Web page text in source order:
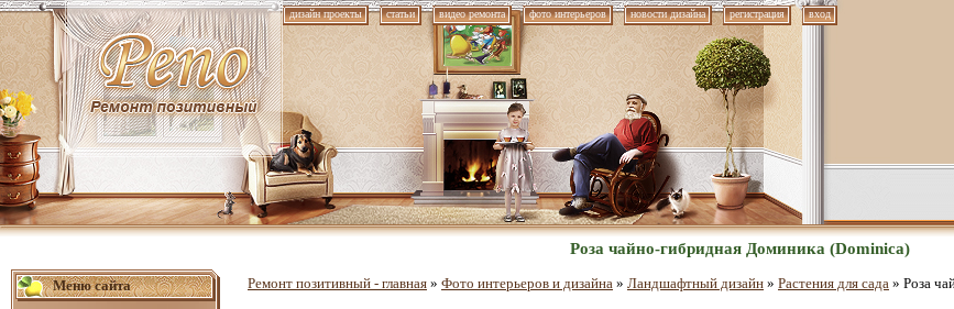
дизайн проекты статьи видео ремонта фото интерьеров новости дизайна регистрация вход
Роза чайно-гибридная Доминика (Dominica)
Меню сайта Ремонт позитивный - главная » Фото интерьеров и дизайна » Ландшафтный дизайн » Растения для сада » Роза